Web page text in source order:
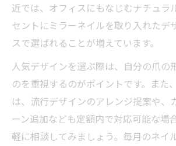
近では、オフィスにもなじむナチュラ
セントにミラーネイルを取り入れたデ
スで選ばれることが増えています。
人気デザインを選ぶ際は、自分の爪の
のを重視するのがポイントです。また
は、流行デザインのアレンジ提案や、
ーン追加なども定額内で対応可能な場
軽に相談してみましょう。毎月のネイ